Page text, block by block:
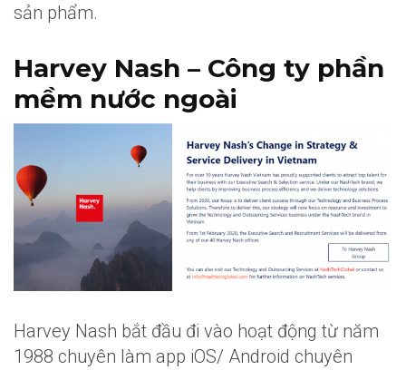
sản phẩm.
Harvey Nash – Công ty phần
mềm nước ngoài
Harvey Nash bắt đầu đi vào hoạt động từ năm
1988 chuyên làm app iOS/ Android chuyên